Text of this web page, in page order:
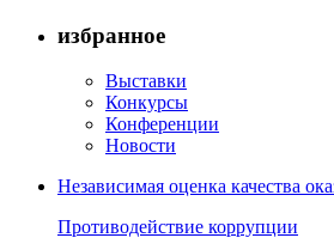
избранное
Выставки
Конкурсы
Конференции
Новости
Независимая оценка качества
Противодействие коррупции